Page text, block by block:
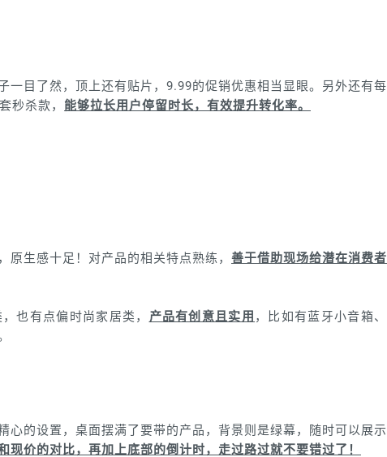
一目了然，顶上还有贴片，9.99的促销优惠相当显眼。另外还有每
秒杀款， 能够拉长用户停留时长，有效提升转化率。
原生感十足！对产品的相关特点熟练， 善于借助现场给潜在消费者
也有点偏时尚家居类， 产品有创意且实用 ，比如有蓝牙小音箱、
心的设置，桌面摆满了要带的产品，背景则是绿幕，随时可以展示
现价的对比，再加上底部的倒计时，走过路过就不要错过了！